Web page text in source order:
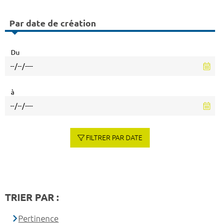
Par date de création
Du
à
FILTRER PAR DATE
TRIER PAR :
Pertinence